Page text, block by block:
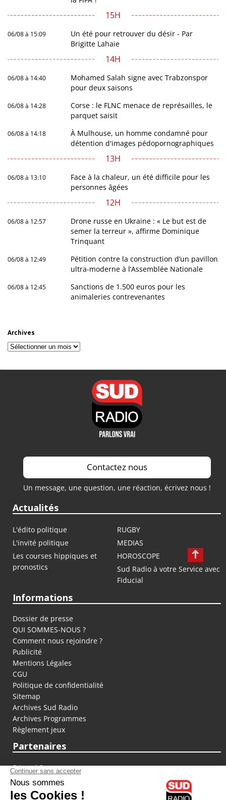
15H
06/08 à 15:09
Un été pour retrouver du désir - Par
Brigitte Lahaie
14H
06/08 à 14:40
Mohamed Salah signe avec Trabzonspor
pour deux saisons
06/08 à 14:28
Corse : le FLNC menace de représailles, le
parquet saisit
06/08 à 14:18
À Mulhouse, un homme condamné pour
détention d'images pédopornographiques
13H
06/08 à 13:10
Face à la chaleur, un été difficile pour les
personnes âgées
12H
06/08 à 12:57
Drone russe en Ukraine : « Le but est de
semer la terreur », affirme Dominique
Trinquant
06/08 à 12:49
Pétition contre la construction d’un pavillon
ultra-moderne à l’Assemblée Nationale
06/08 à 12:45
Sanctions de 1.500 euros pour les
animaleries contrevenantes
Archives
Archives
Contactez nous
Un message, une question, une réaction, écrivez nous !
Actualités
L'édito politique
RUGBY
L'invité politique
MEDIAS
Les courses hippiques et
pronostics
HOROSCOPE
Sud Radio à votre Service avec
Fiducial
Informations
Dossier de presse
QUI SOMMES-NOUS ?
Comment nous rejoindre ?
Publicité
Mentions Légales
CGU
Politique de confidentialité
Sitemap
Archives Sud Radio
Archives Programmes
Règlement jeux
Partenaires
fiducial.fr
lyoncapitale.fr
olympique-et-lyonnais.com